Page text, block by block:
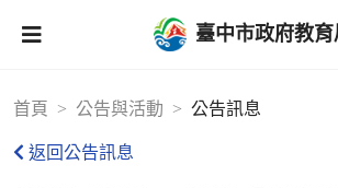
臺中市政府教育
首頁 公告與活動 公告訊息
返回公告訊息